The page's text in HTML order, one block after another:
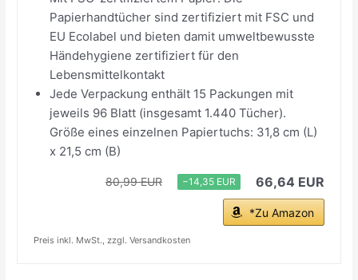
Papierhandtücher sind zertifiziert mit FSC und
EU Ecolabel und bieten damit umweltbewusste
Händehygiene zertifiziert für den
Lebensmittelkontakt
Jede Verpackung enthält 15 Packungen mit
jeweils 96 Blatt (insgesamt 1.440 Tücher).
Größe eines einzelnen Papiertuchs: 31,8 cm (L)
x 21,5 cm (B)
80,99 EUR −14,35 EUR 66,64 EUR
*Zu Amazon
Preis inkl. MwSt., zzgl. Versandkosten